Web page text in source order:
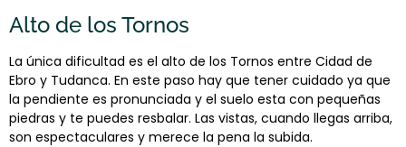
Alto de los Tornos
La única dificultad es el alto de los Tornos entre Cidad de
Ebro y Tudanca. En este paso hay que tener cuidado ya que
la pendiente es pronunciada y el suelo esta con pequeñas
piedras y te puedes resbalar. Las vistas, cuando llegas arriba,
son espectaculares y merece la pena la subida.